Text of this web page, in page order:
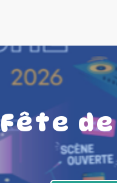
Fête